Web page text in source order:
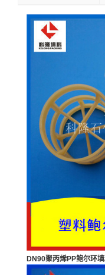
DN90聚丙烯PP鲍尔环